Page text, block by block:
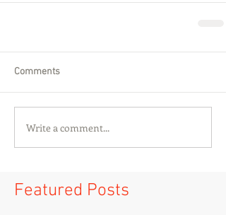
Comments
Write a comment...
Featured Posts